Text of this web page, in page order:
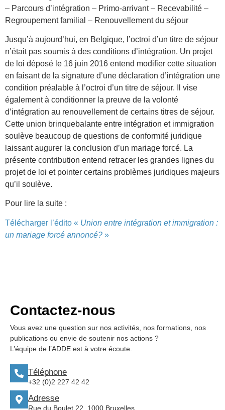
– Parcours d’intégration – Primo-arrivant – Recevabilité –
Regroupement familial – Renouvellement du séjour
Jusqu’à aujourd’hui, en Belgique, l’octroi d’un titre de séjour
n’était pas soumis à des conditions d’intégration. Un projet
de loi déposé le 16 juin 2016 entend modifier cette situation
en faisant de la signature d’une déclaration d’intégration une
condition préalable à l’octroi d’un titre de séjour. Il vise
également à conditionner la preuve de la volonté
d’intégration au renouvellement de certains titres de séjour.
Cette union brinquebalante entre intégration et immigration
soulève beaucoup de questions de conformité juridique
laissant augurer la conclusion d’un mariage forcé. La
présente contribution entend retracer les grandes lignes du
projet de loi et pointer certains problèmes juridiques majeurs
qu’il soulève.
Pour lire la suite :
Télécharger l’édito « Union entre intégration et immigration :
un mariage forcé annoncé? »
Contactez-nous
Vous avez une question sur nos activités, nos formations, nos
publications ou envie de soutenir nos actions ?
L’équipe de l’ADDE est à votre écoute.
Téléphone
+32 (0)2 227 42 42
Adresse
Rue du Boulet 22, 1000 Bruxelles